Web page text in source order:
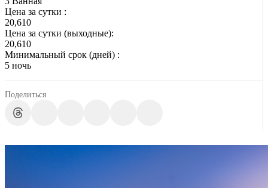
Цена за сутки :
20,610
Цена за сутки (выходные):
20,610
Минимальный срок (дней) :
5 ночь
Поделиться